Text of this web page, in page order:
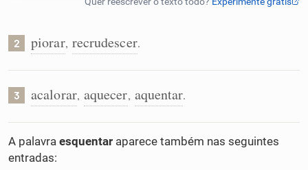
Humanizador de IA
Conexões
Caça-palavras
2 piorar, recrudescer.
3 acalorar, aquecer, aquentar.
A palavra esquentar aparece também nas seguintes
entradas: